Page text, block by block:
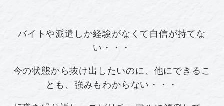
バイトや派遣しか経験がなくて自信が持てな
い・・・
今の状態から抜け出したいのに、他にできるこ
とも、強みもわからない・・・